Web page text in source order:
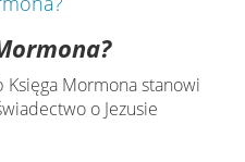
Mormona stanowi
o Jezusie